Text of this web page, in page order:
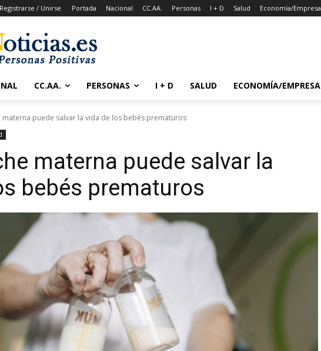
Registrarse / Unirse Portada Nacional CC.AA. Personas I + D Salud Economía/Empresa
CC.AA. PERSONAS I + D SALUD ECONOMÍA/EMPRESA
materna puede salvar la vida de los bebés prematuros
materna puede salvar la
bebés prematuros